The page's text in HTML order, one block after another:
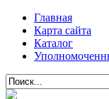
Главная
Карта сайта
Каталог